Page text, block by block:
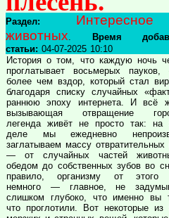
Раздел:
животных.
Время
статьи: 04-07-2025 10:10
История о том, что каждую ночь
проглатывает восьмерых
более чем вздор, который стал
благодаря списку случайных
раннюю эпоху интернета. И всё
вызывающая отвращение
легенда живёт не просто так: на
деле мы ежедневно
заглатываем массу
— от случайных частей
обедом до собственных зубов во
правило, организму от этого
немного — главное, не
слишком глубоко, что именно вы
что проглотили. Вот некоторые из